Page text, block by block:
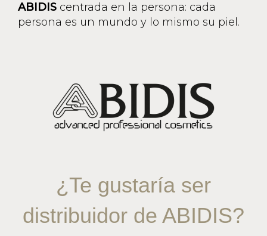
ABIDIS centrada en la persona: cada
persona es un mundo y lo mismo su piel.
¿Te gustaría ser
distribuidor de ABIDIS?